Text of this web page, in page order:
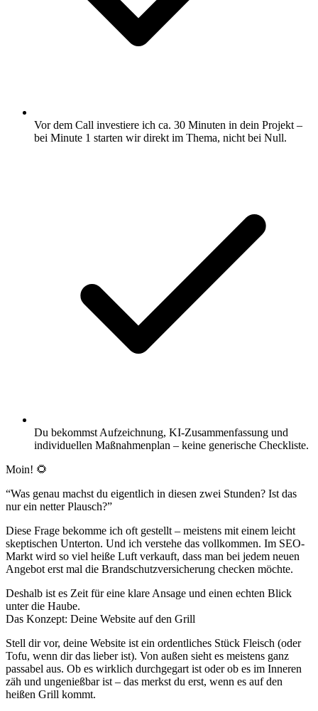
Vor dem Call investiere ich ca. 30 Minuten in dein Projekt –
bei Minute 1 starten wir direkt im Thema, nicht bei Null.
Du bekommst Aufzeichnung, KI-Zusammenfassung und
individuellen Maßnahmenplan – keine generische Checkliste.
Moin! 🌻
“Was genau machst du eigentlich in diesen zwei Stunden? Ist das
nur ein netter Plausch?”
Diese Frage bekomme ich oft gestellt – meistens mit einem leicht
skeptischen Unterton. Und ich verstehe das vollkommen. Im SEO-
Markt wird so viel heiße Luft verkauft, dass man bei jedem neuen
Angebot erst mal die Brandschutzversicherung checken möchte.
Deshalb ist es Zeit für eine klare Ansage und einen echten Blick
unter die Haube.
Das Konzept: Deine Website auf den Grill
Stell dir vor, deine Website ist ein ordentliches Stück Fleisch (oder
Tofu, wenn dir das lieber ist). Von außen sieht es meistens ganz
passabel aus. Ob es wirklich durchgegart ist oder ob es im Inneren
zäh und ungenießbar ist – das merkst du erst, wenn es auf den
heißen Grill kommt.